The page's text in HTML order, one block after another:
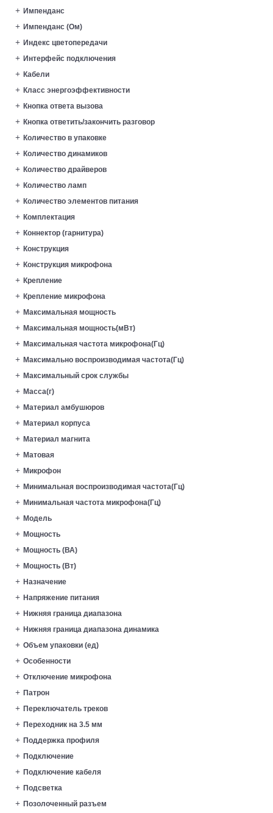
Импенданс
Импенданс (Ом)
Индекс цветопередачи
Интерфейс подключения
Кабели
Класс энергоэффективности
Кнопка ответа вызова
Кнопка ответить/закончить разговор
Количество в упаковке
Количество динамиков
Количество драйверов
Количество ламп
Количество элементов питания
Комплектация
Коннектор (гарнитура)
Конструкция
Конструкция микрофона
Крепление
Крепление микрофона
Максимальная мощность
Максимальная мощность(мВт)
Максимальная частота микрофона(Гц)
Максимально воспроизводимая частота(Гц)
Максимальный срок службы
Масса(г)
Материал амбушюров
Материал корпуса
Материал магнита
Матовая
Микрофон
Минимальная воспроизводимая частота(Гц)
Минимальная частота микрофона(Гц)
Модель
Мощность
Мощность (ВА)
Мощность (Вт)
Назначение
Напряжение питания
Нижняя граница диапазона
Нижняя граница диапазона динамика
Объем упаковки (ед)
Особенности
Отключение микрофона
Патрон
Переключатель треков
Переходник на 3.5 мм
Поддержка профиля
Подключение
Подключение кабеля
Подсветка
Позолоченный разъем